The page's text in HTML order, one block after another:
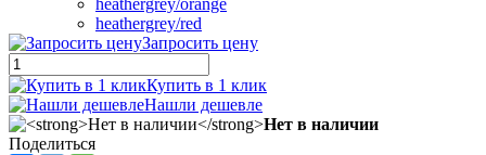
heathergrey/orange
heathergrey/red
Запросить цену
Купить в 1 клик
Нашли дешевле
Нет в наличии
Поделиться